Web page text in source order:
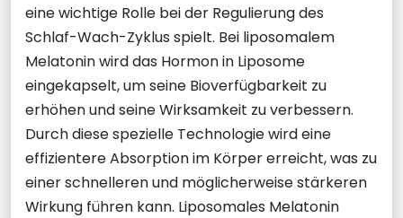
eine wichtige Rolle bei der Regulierung des
Schlaf-Wach-Zyklus spielt. Bei liposomalem
Melatonin wird das Hormon in Liposome
eingekapselt, um seine Bioverfügbarkeit zu
erhöhen und seine Wirksamkeit zu verbessern.
Durch diese spezielle Technologie wird eine
effizientere Absorption im Körper erreicht, was zu
einer schnelleren und möglicherweise stärkeren
Wirkung führen kann. Liposomales Melatonin